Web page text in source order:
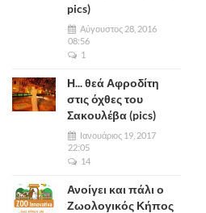
pics)
Αύγουστος 28, 2016
08:56
1
Η... θεά Αφροδίτη
στις όχθες του
Σακουλέβα (pics)
Ιανουάριος 19, 2017
22:05
14
Ανοίγει και πάλι ο
Ζωολογικός Κήπος